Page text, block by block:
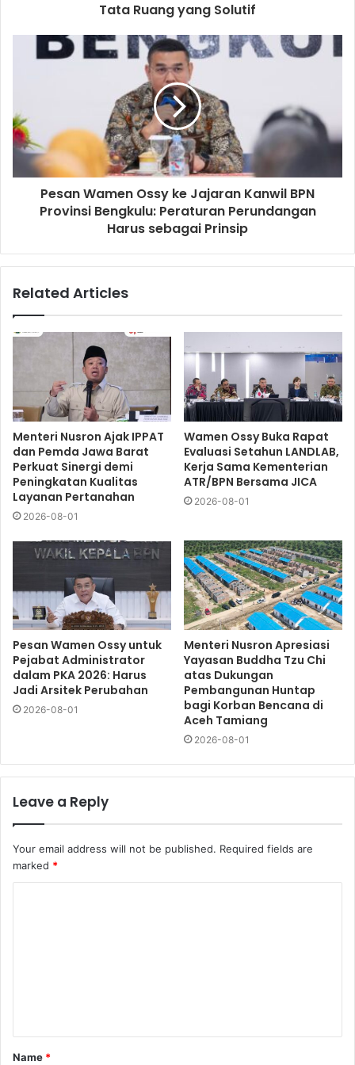
Tata Ruang yang Solutif
Pesan Wamen Ossy ke Jajaran Kanwil BPN
Provinsi Bengkulu: Peraturan Perundangan
Harus sebagai Prinsip
Related Articles
Menteri Nusron Ajak IPPAT
dan Pemda Jawa Barat
Perkuat Sinergi demi
Peningkatan Kualitas
Layanan Pertanahan
2026-08-01
Wamen Ossy Buka Rapat
Evaluasi Setahun LANDLAB,
Kerja Sama Kementerian
ATR/BPN Bersama JICA
2026-08-01
Pesan Wamen Ossy untuk
Pejabat Administrator
dalam PKA 2026: Harus
Jadi Arsitek Perubahan
2026-08-01
Menteri Nusron Apresiasi
Yayasan Buddha Tzu Chi
atas Dukungan
Pembangunan Huntap
bagi Korban Bencana di
Aceh Tamiang
2026-08-01
Leave a Reply
Your email address will not be published. Required fields are
marked *
Name *